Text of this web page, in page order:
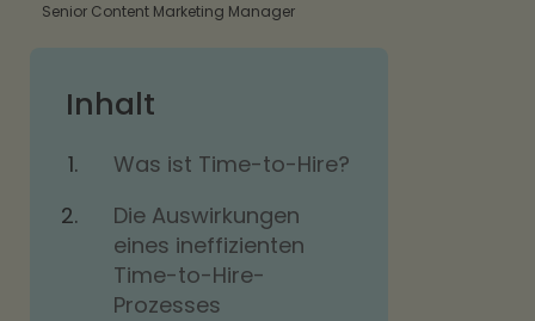
Senior Content Marketing Manager
Inhalt
Was ist Time-to-Hire?
Die Auswirkungen
eines ineffizienten
Time-to-Hire-
Prozesses